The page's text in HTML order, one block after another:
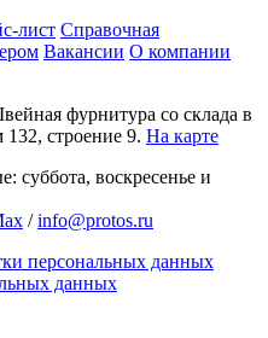
лист Справочная
Вакансии О компании
фурнитура со склада в
строение 9. На карте
суббота, воскресенье и
/info@protos.ru
персональных данных
данных